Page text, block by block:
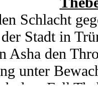
kühlt ein
erreicht
Schlacht
Stadt in
Asha den
unter
dem Fall